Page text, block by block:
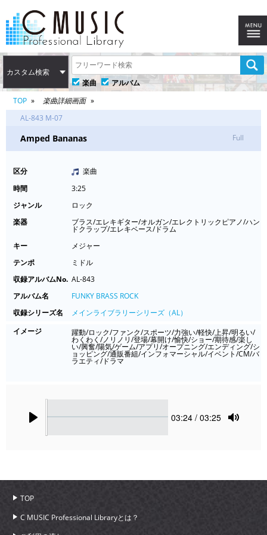
カスタム検索
楽曲
アルバム
TOP
楽曲詳細画面
AL-843 M-07
Amped Bananas Full
区分
楽曲
時間
3:25
ジャンル
ロック
楽器
ブラス/エレキギター/オルガン/エレクトリックピアノ/ハン
ドクラップ/エレキベース/ドラム
キー
メジャー
テンポ
ミドル
収録アルバムNo. AL-843
アルバム名
FUNKY BRASS ROCK
収録シリーズ名
メインライブラリーシリーズ（AL）
イメージ
躍動/ロック/ファンク/スポーツ/力強い/軽快/上昇/明るい/
わくわく/ノリノリ/登場/幕開け/愉快/ショー/期待感/楽し
い/興奮/陽気/ゲーム/アプリ/オープニング/エンディング/シ
ョッピング/通販番組/インフォマーシャル/イベント/CM/バ
ラエティ/ドラマ
Current
03:24 / 03:25
TOP
C MUSIC Professional Libraryとは？